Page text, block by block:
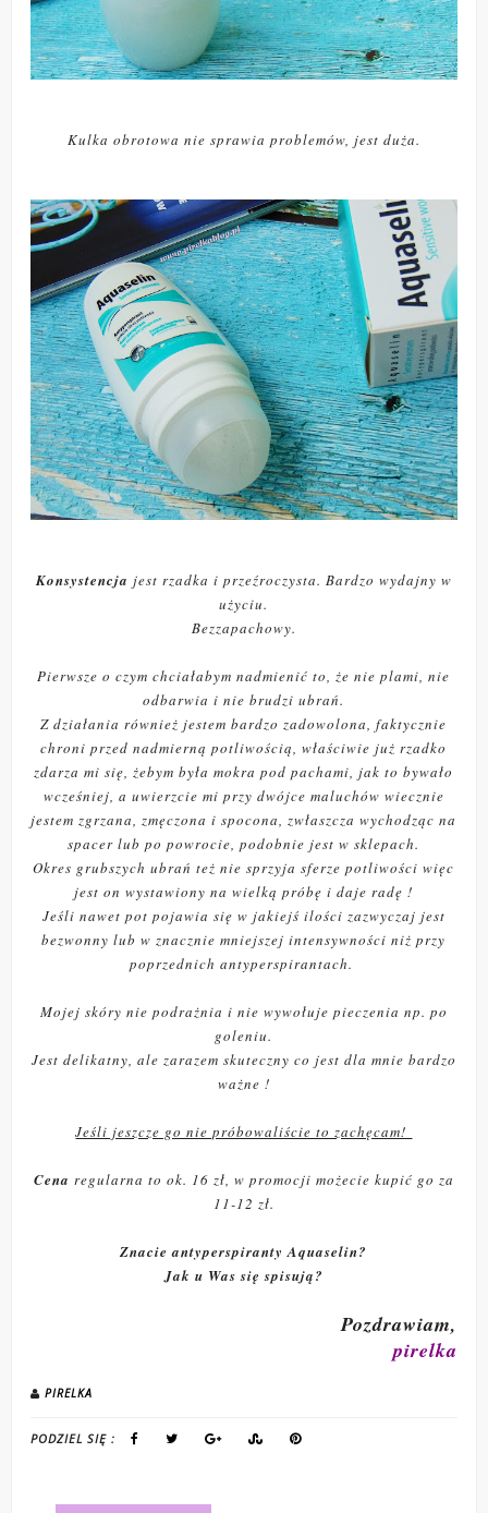
Kulka obrotowa nie sprawia problemów, jest duża.
Konsystencja jest rzadka i przeźroczysta. Bardzo wydajny w
użyciu.
Bezzapachowy.
Pierwsze o czym chciałabym nadmienić to, że nie plami, nie
odbarwia i nie brudzi ubrań.
Z działania również jestem bardzo zadowolona, faktycznie
chroni przed nadmierną potliwością, właściwie już rzadko
zdarza mi się, żebym była mokra pod pachami, jak to bywało
wcześniej, a uwierzcie mi przy dwójce maluchów wiecznie
jestem zgrzana, zmęczona i spocona, zwłaszcza wychodząc na
spacer lub po powrocie, podobnie jest w sklepach.
Okres grubszych ubrań też nie sprzyja sferze potliwości więc
jest on wystawiony na wielką próbę i daje radę !
Jeśli nawet pot pojawia się w jakiejś ilości zazwyczaj jest
bezwonny lub w znacznie mniejszej intensywności niż przy
poprzednich antyperspirantach.
Mojej skóry nie podrażnia i nie wywołuje pieczenia np. po
goleniu.
Jest delikatny, ale zarazem skuteczny co jest dla mnie bardzo
ważne !
Jeśli jeszcze go nie próbowaliście to zachęcam!
Cena regularna to ok. 16 zł, w promocji możecie kupić go za
11-12 zł.
Znacie antyperspiranty Aquaselin?
Jak u Was się spisują?
Pozdrawiam,
pirelka
PIRELKA
PODZIEL SIĘ :